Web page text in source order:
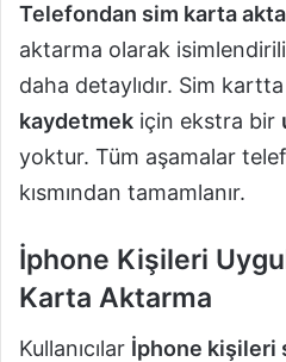
Telefondan sim karta
aktarma olarak
daha detaylıdır. Sim
kaydetmek için ekstra bir
yoktur. Tüm aşamalar
kısmından tamamlanır.
İphone Kişileri
Karta Aktarma
Kullanıcılar İphone kişileri